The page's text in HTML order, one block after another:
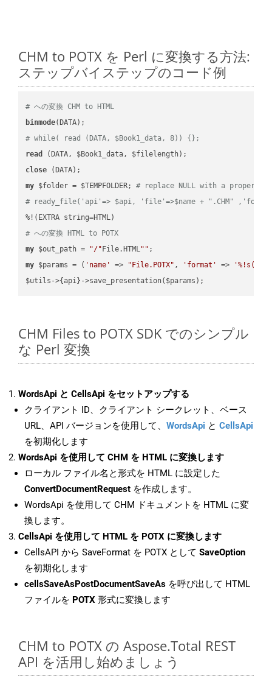
CHM to POTX を Perl に変換する方法:
ステップバイステップのコード例
# への変換 CHM to HTML
binmode
# while( read (DATA, $Book1_data, 8)) {};
read
close
my $folder = $TEMPFOLDER; # replace NULL with a proper
# ready_file('api'=> $api, 'file'=>$name + ".CHM"
# への変換 HTML to POTX
my $out_path = "/" File.HTML""
my $params = ( 'name' => "File.POTX" , 'format' =>
CHM Files to POTX SDK でのシンプル
な Perl 変換
WordsApi と CellsApi をセットアップする
クライアント ID、クライアント シークレット、ベース
URL、API バージョンを使用して、 WordsApi と CellsApi
を初期化します
WordsApi を使用して CHM を HTML に変換します
ローカル ファイル名と形式を HTML に設定した
ConvertDocumentRequest を作成します。
WordsApi を使用して CHM ドキュメントを HTML に変
換します。
CellsApi を使用して HTML を POTX に変換します
CellsAPI から SaveFormat を POTX として SaveOption
を初期化します
cellsSaveAsPostDocumentSaveAs を呼び出して HTML
ファイルを POTX 形式に変換します
CHM to POTX の Aspose.Total REST
API を活用し始めましょう